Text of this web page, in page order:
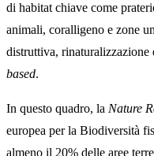
di habitat chiave come
animali, coralligeno e zone
distruttiva, rinaturalizzazione
based.
In questo quadro, la Nature
europea per la Biodiversità
almeno il 20% delle aree